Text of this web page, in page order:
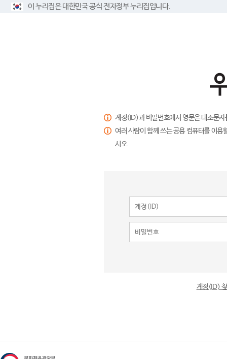
이 누리집은 대한민국 공식 전자정부 누리집입니다.
계정(ID)과 비밀번호에서 영문은 대소문
여러 사람이 함께 쓰는 공용 컴퓨터를 이
시오.
계정(ID)